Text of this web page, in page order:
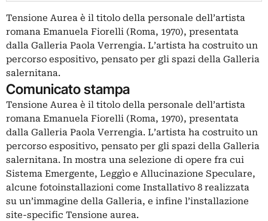
Tensione Aurea è il titolo della personale dell’artista
romana Emanuela Fiorelli (Roma, 1970), presentata
dalla Galleria Paola Verrengia. L’artista ha costruito un
percorso espositivo, pensato per gli spazi della Galleria
salernitana.
Comunicato stampa
Tensione Aurea è il titolo della personale dell’artista
romana Emanuela Fiorelli (Roma, 1970), presentata
dalla Galleria Paola Verrengia. L’artista ha costruito un
percorso espositivo, pensato per gli spazi della Galleria
salernitana. In mostra una selezione di opere fra cui
Sistema Emergente, Leggìo e Allucinazione Speculare,
alcune fotoinstallazioni come Installativo 8 realizzata
su un’immagine della Galleria, e infine l’installazione
site-specific Tensione aurea.